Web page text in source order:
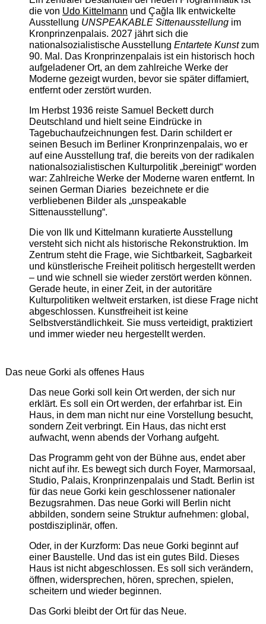
die von Udo Kittelmann und Çağla Ilk entwickelte
Ausstellung UNSPEAKABLE Sittenausstellungim
Kronprinzenpalais. 2027 jährt sich die
nationalsozialistische Ausstellung Entartete Kunstzum
90. Mal. Das Kronprinzenpalais ist ein historisch hoch
aufgeladener Ort, an dem zahlreiche Werke der
Moderne gezeigt wurden, bevor sie später diffamiert,
entfernt oder zerstört wurden.
Im Herbst 1936 reiste Samuel Beckett durch
Deutschland und hielt seine Eindrücke in
Tagebuchaufzeichnungen fest. Darin schildert er
seinen Besuch im Berliner Kronprinzenpalais, wo er
auf eine Ausstellung traf, die bereits von der radikalen
nationalsozialistischen Kulturpolitik „bereinigt“ worden
war: Zahlreiche Werke der Moderne waren entfernt. In
seinen German Diaries bezeichnete er die
verbliebenen Bilder als „unspeakable
Sittenausstellung“.
Die von Ilk und Kittelmann kuratierte Ausstellung
versteht sich nicht als historische Rekonstruktion. Im
Zentrum steht die Frage, wie Sichtbarkeit, Sagbarkeit
und künstlerische Freiheit politisch hergestellt werden
– und wie schnell sie wieder zerstört werden können.
Gerade heute, in einer Zeit, in der autoritäre
Kulturpolitiken weltweit erstarken, ist diese Frage nicht
abgeschlossen. Kunstfreiheit ist keine
Selbstverständlichkeit. Sie muss verteidigt, praktiziert
und immer wieder neu hergestellt werden.
Das neue Gorki als offenes Haus
Das neue Gorki soll kein Ort werden, der sich nur
erklärt. Es soll ein Ort werden, der erfahrbar ist. Ein
Haus, in dem man nicht nur eine Vorstellung besucht,
sondern Zeit verbringt. Ein Haus, das nicht erst
aufwacht, wenn abends der Vorhang aufgeht.
Das Programm geht von der Bühne aus, endet aber
nicht auf ihr. Es bewegt sich durch Foyer, Marmorsaal,
Studio, Palais, Kronprinzenpalais und Stadt. Berlin ist
für das neue Gorki kein geschlossener nationaler
Bezugsrahmen. Das neue Gorki will Berlin nicht
abbilden, sondern seine Struktur aufnehmen: global,
postdisziplinär, offen.
Oder, in der Kurzform: Das neue Gorki beginnt auf
einer Baustelle. Und das ist ein gutes Bild. Dieses
Haus ist nicht abgeschlossen. Es soll sich verändern,
öffnen, widersprechen, hören, sprechen, spielen,
scheitern und wieder beginnen.
Das Gorki bleibt der Ort für das Neue.